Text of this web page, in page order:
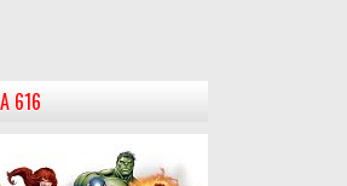
616